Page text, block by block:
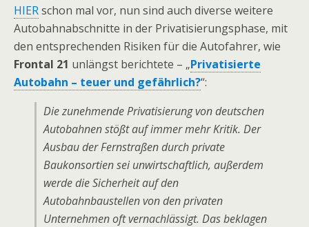
HIERschon mal vor, nun sind auch diverse weitere
Autobahnabschnitte in der Privatisierungsphase, mit
den entsprechenden Risiken für die Autofahrer, wie
Frontal 21 unlängst berichtete – „Privatisierte
Autobahn – teuer und gefährlich?“:
Die zunehmende Privatisierung von deutschen
Autobahnen stößt auf immer mehr Kritik. Der
Ausbau der Fernstraßen durch private
Baukonsortien sei unwirtschaftlich, außerdem
werde die Sicherheit auf den
Autobahnbaustellen von den privaten
Unternehmen oft vernachlässigt. Das beklagen